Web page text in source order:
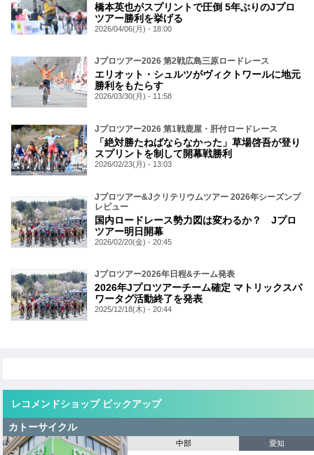
橋本英也がスプリントで圧倒 5年ぶりのJプロ
ツアー勝利を挙げる
2026/04/06(月) - 18:00
Jプロツアー2026 第2戦広島三原ロードレース
エリオット・シュルツがヴィクトワールに地元
勝利をもたらす
2026/03/30(月) - 11:58
Jプロツアー2026 第1戦鹿屋・肝付ロードレース
「絶対勝たねばならなかった」草場啓吾が登り
スプリントを制して開幕戦勝利
2026/02/23(月) - 13:03
Jプロツアー&Jクリテリウムツアー 2026年シーズンプ
レビュー
国内ロードレース勢力図は変わるか？ Jプロ
ツアー明日開幕
2026/02/20(金) - 20:45
Jプロツアー2026年日程&チーム発表
2026年Jプロツアーチーム確定 マトリックスパ
ワータグ活動終了を発表
2025/12/18(木) - 20:44
レコメンドショップ ピックアップ
カトーサイクル
中部 愛知